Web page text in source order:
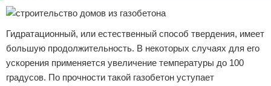
Гидратационный, или естественный способ твердения, имеет
большую продолжительность. В некоторых случаях для его
ускорения применяется увеличение температуры до 100
градусов. По прочности такой газобетон уступает